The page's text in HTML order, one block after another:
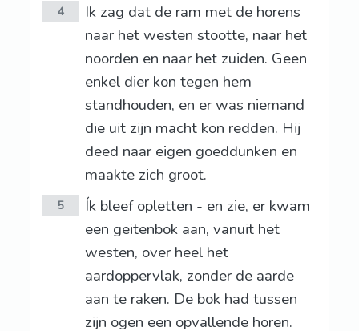
4
Ik zag dat de ram met de horens
naar het westen stootte, naar het
noorden en naar het zuiden. Geen
enkel dier kon tegen hem
standhouden, en er was niemand
die uit zijn macht kon redden. Hij
deed naar eigen goeddunken en
maakte zich groot.
5
Ík bleef opletten - en zie, er kwam
een geitenbok aan, vanuit het
westen, over heel het
aardoppervlak, zonder de aarde
aan te raken. De bok had tussen
zijn ogen een opvallende horen.